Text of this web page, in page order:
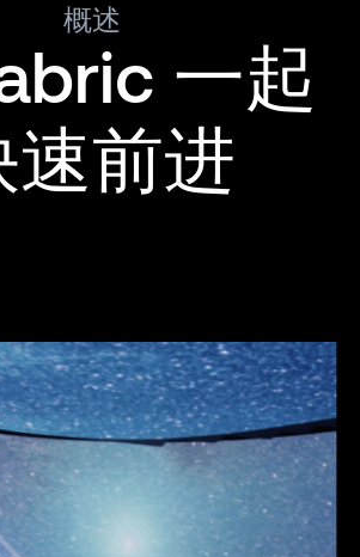
概述
一起
速前进